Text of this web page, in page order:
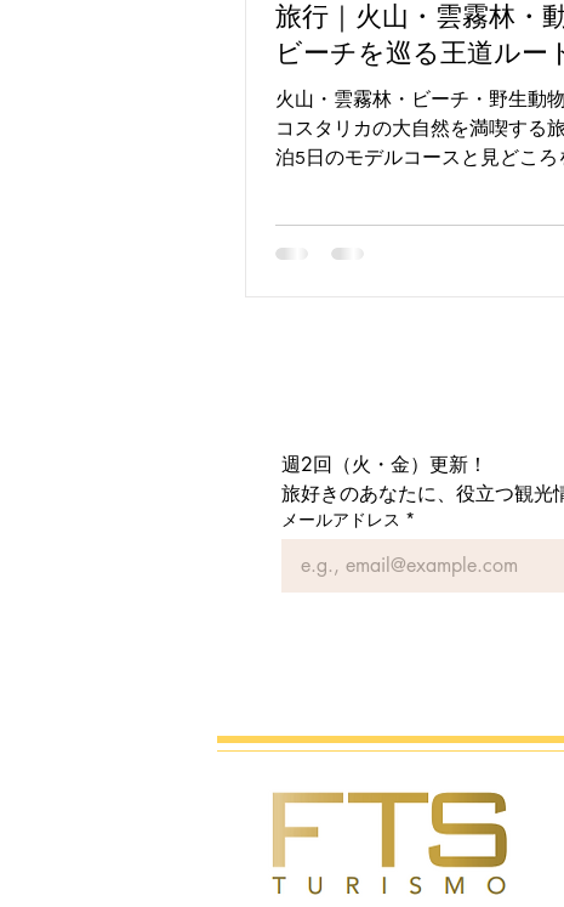
旅行｜火山・雲霧林・動
ビーチを巡る王道ルー
火山・雲霧林・ビーチ・野生動物
コスタリカの大自然を満喫する旅
泊5日のモデルコースと見どころ
週2回（火・金）更新！
旅好きのあなたに、役立つ観光
メールアドレス *